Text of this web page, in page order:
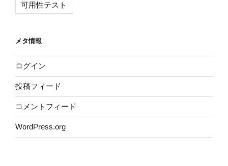
可用性テスト
メタ情報
ログイン
投稿フィード
コメントフィード
WordPress.org